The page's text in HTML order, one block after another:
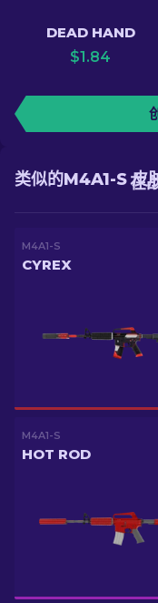
DEAD HAND
$1.84
在
类似的M4A1-S 皮
M4A1-S
CYREX
M4A1-S
HOT ROD